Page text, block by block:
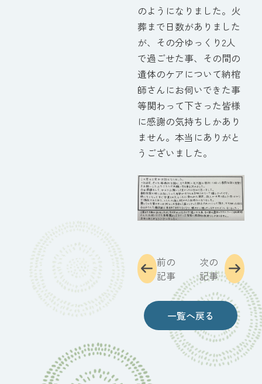
のようになりました。火
葬まで日数がありました
が、その分ゆっくり2人
で過ごせた事、その間の
遺体のケアについて納棺
師さんにお伺いできた事
等関わって下さった皆様
に感謝の気持ちしかあり
ません。本当にありがと
うございました。
前の
記事
一覧へ戻る
次の
記事